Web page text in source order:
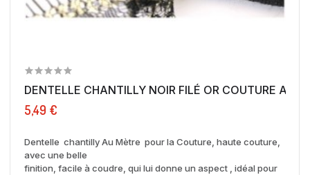
DENTELLE CHANTILLY NOIR FILÉ OR COUTURE AU
5,49 €
Dentelle chantilly Au Mètre pour la Couture, haute couture,
avec une belle
finition, facile à coudre, qui lui donne un aspect , idéal pour